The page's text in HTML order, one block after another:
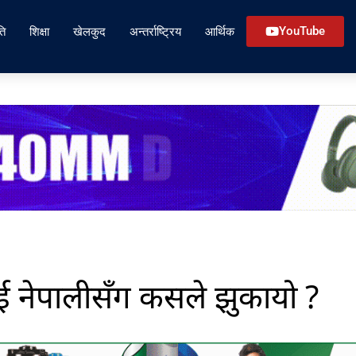
शिक्षा खेलकुद अन्तर्राष्ट्रिय आर्थिक YouTube
कसले झुकायो ?